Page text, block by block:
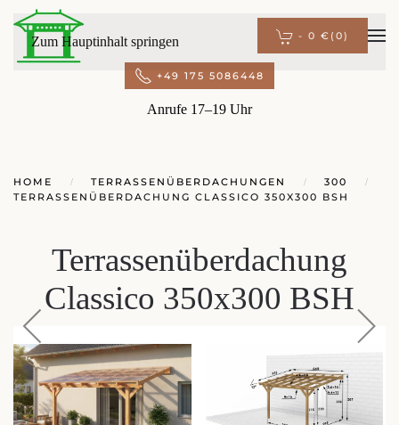
Zum Hauptinhalt springen - 0 € (0)
+49 175 5086448
Anrufe 17–19 Uhr
HOME TERRASSENÜBERDACHUNGEN
300
TERRASSENÜBERDACHUNG CLASSICO 350X300 BSH
Terrassenüberdachung
Classico 350x300 BSH